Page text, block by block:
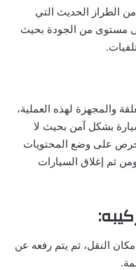
الطراز الحديث التي
مستوى من الجودة بحيث
والمجهزة لهذه العملية،
بشكل آمن بحيث لا
على وضع المحتويات
ثم إغلاق السيارات
النقل، ثم يتم رفعه عن